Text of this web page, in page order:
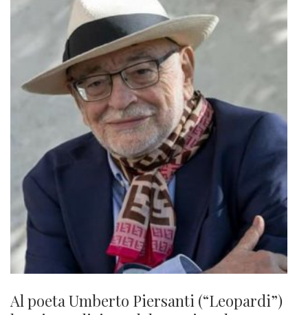
Al poeta Umberto Piersanti (“Leopardi”)